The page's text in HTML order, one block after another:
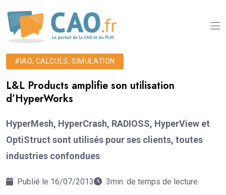
#IAO, CALCULS, SIMULATION
L&L Products amplifie son utilisation
d’HyperWorks
HyperMesh, HyperCrash, RADIOSS, HyperView et
OptiStruct sont utilisés pour ses clients, toutes
industries confondues
Publié le 16/07/2013 3min. de temps de lecture